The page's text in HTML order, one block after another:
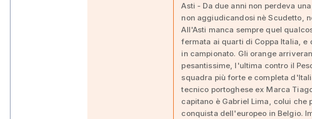
Asti - Da due anni non perdeva
non aggiudicandosi nè Scudetto,
All'Asti manca sempre quel
fermata ai quarti di Coppa Italia,
in campionato. Gli orange
pesantissime, l'ultima contro il
squadra più forte e completa
tecnico portoghese ex Marca
capitano è Gabriel Lima, colui
conquista dell'europeo in Belgio.